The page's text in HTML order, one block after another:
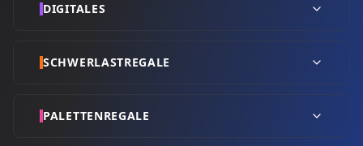
DIGITALES
SCHWERLASTREGALE
PALETTENREGALE